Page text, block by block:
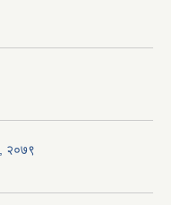
२०७९